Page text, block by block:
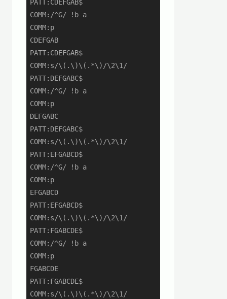
PATT:CDEFGAB$
COMM:/^G/ !b a
COMM:p
CDEFGAB
PATT:CDEFGAB$
COMM:s/\(.\)\(.*\)/\2\1/
PATT:DEFGABC$
COMM:/^G/ !b a
COMM:p
DEFGABC
PATT:DEFGABC$
COMM:s/\(.\)\(.*\)/\2\1/
PATT:EFGABCD$
COMM:/^G/ !b a
COMM:p
EFGABCD
PATT:EFGABCD$
COMM:s/\(.\)\(.*\)/\2\1/
PATT:FGABCDE$
COMM:/^G/ !b a
COMM:p
FGABCDE
PATT:FGABCDE$
COMM:s/\(.\)\(.*\)/\2\1/